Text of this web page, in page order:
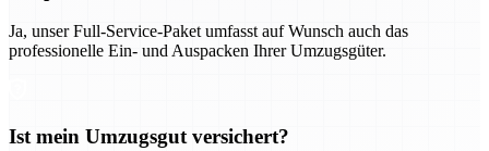
Ja, unser Full-Service-Paket umfasst auf Wunsch auch das
professionelle Ein- und Auspacken Ihrer Umzugsgüter.
Ist mein Umzugsgut versichert?